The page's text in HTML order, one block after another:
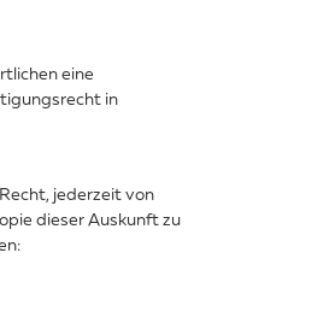
eine
in
jederzeit von
dieser Auskunft zu